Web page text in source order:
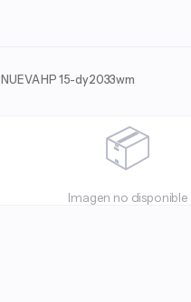
NUEVA HP 15-dy2033wm
📦
Imagen no disponible